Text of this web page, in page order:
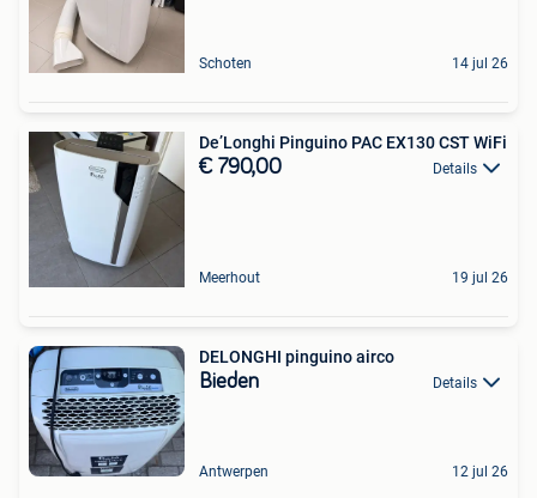
Schoten 14 jul 26
De’Longhi Pinguino PAC EX130 CST WiFi
€ 790,00 Details
Meerhout 19 jul 26
DELONGHI pinguino airco
Bieden Details
Antwerpen 12 jul 26